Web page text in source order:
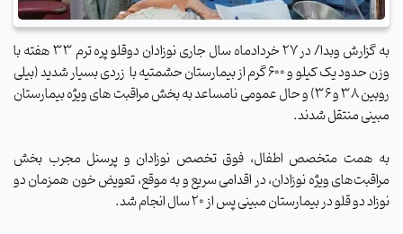
به گزارش وبدا/ در ۲۷ خردادماه سال جاری نوزادان دوقلو پره ترم ۳۳ هفته با
وزن حدود یک کیلو و 600 گرم از بیمارستان حشمتیه با زردی بسیار شدید (بیلی
روبین ۳۸ و ۳۶) و حال عمومی نامساعد به بخش مراقبت های ویژه بیمارستان
مبینی منتقل شدند.
به همت متخصص اطفال، فوق تخصص نوزادان و پرسنل مجرب بخش
مراقبت‌های ویژه نوزادان، در اقدامی سریع و به موقع، تعویض خون همزمان دو
نوزاد دو قلو در بیمارستان مبینی پس از ۲۰ سال انجام شد.